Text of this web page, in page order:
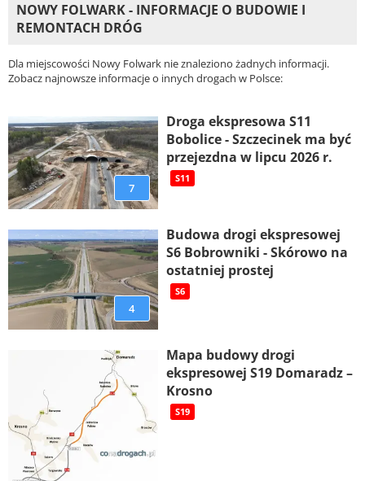
NOWY FOLWARK - INFORMACJE O BUDOWIE I
REMONTACH DRÓG
Dla miejscowości Nowy Folwark nie znaleziono żadnych informacji.
Zobacz najnowsze informacje o innych drogach w Polsce:
7
Droga ekspresowa S11
Bobolice - Szczecinek ma być
przejezdna w lipcu 2026 r.
S11
4
Budowa drogi ekspresowej
S6 Bobrowniki - Skórowo na
ostatniej prostej
S6
Mapa budowy drogi
ekspresowej S19 Domaradz –
Krosno
S19